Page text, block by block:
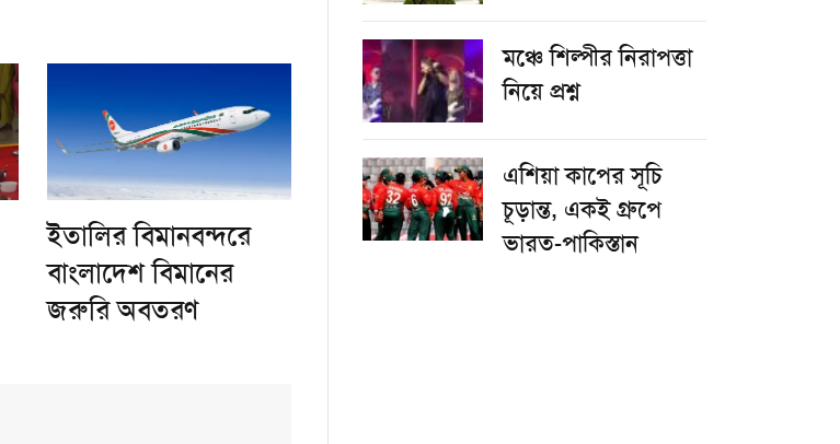
ইতালির বিমানবন্দরে
বাংলাদেশ বিমানের
জরুরি অবতরণ
​মঞ্চে শিল্পীর নিরাপত্তা
নিয়ে প্রশ্ন
এশিয়া কাপের সূচি
চূড়ান্ত, একই গ্রুপে
ভারত-পাকিস্তান